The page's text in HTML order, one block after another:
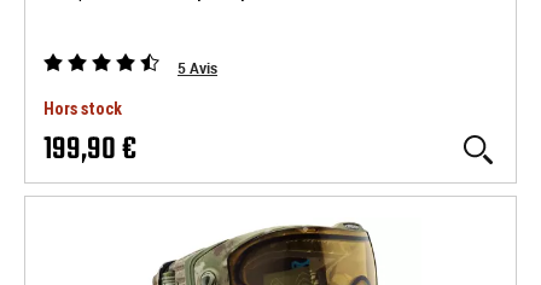
5Avis
Hors stock
199,90 €